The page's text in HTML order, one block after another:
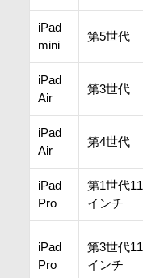
iPad
mini
第5世代
iPad
Air
第3世代
iPad
Air
第4世代
iPad
Pro
第1世代11
インチ
iPad
Pro
第3世代11
インチ